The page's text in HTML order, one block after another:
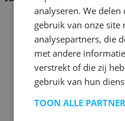
Bestellen bij Emob
Betaalmogelijkheden
Verzending en levering
Service en garantie
Annuleren of retourneren
Klachten
Montagetips
Wachtwoord vergeten?
analyseren. We
gebruik van onze site
analysepartners, die
met andere
verstrekt of die zij
gebruik van hun
TOON ALLE